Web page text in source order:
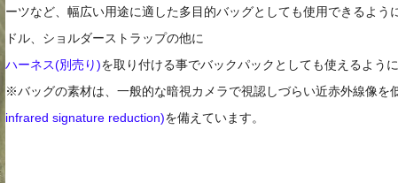
ーツなど、幅広い用途に適した多目的バッグとしても使用できるよう
ドル、ショルダーストラップの他に
ハーネス(別売り)を取り付ける事でバックパックとしても使えるように
※バッグの素材は、一般的な暗視カメラで視認しづらい近赤外線像を
infrared signature reduction)を備えています。